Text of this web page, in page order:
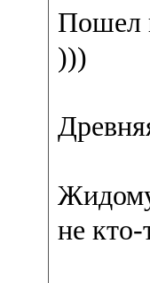
Пошел
)))
не